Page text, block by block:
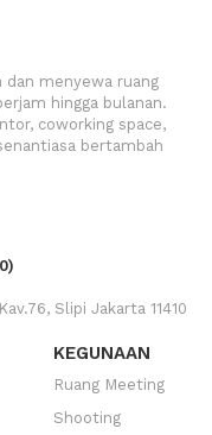
menyewa ruang
hingga bulanan.
coworking space,
bertambah
Slipi Jakarta 11410
KEGUNAAN
Ruang Meeting
Shooting